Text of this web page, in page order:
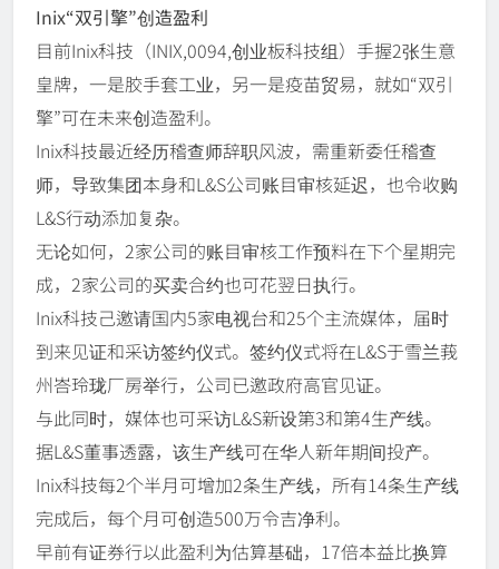
Inix“双引擎”创造盈利
目前Inix科技（INIX,0094,创业板科技组）手握2张生意
皇牌，一是胶手套工业，另一是疫苗贸易，就如“双引
擎”可在未来创造盈利。
Inix科技最近经历稽查师辞职风波，需重新委任稽查
师，导致集团本身和L&S公司账目审核延迟，也令收购
L&S行动添加复杂。
无论如何，2家公司的账目审核工作预料在下个星期完
成，2家公司的买卖合约也可花翌日执行。
Inix科技己邀请国内5家电视台和25个主流媒体，届时
到来见证和采访签约仪式。签约仪式将在L&S于雪兰莪
州峇玲珑厂房举行，公司已邀政府高官见证。
与此同时，媒体也可采访L&S新设第3和第4生产线。
据L&S董事透露，该生产线可在华人新年期间投产。
Inix科技每2个半月可增加2条生产线，所有14条生产线
完成后，每个月可创造500万令吉净利。
早前有证券行以此盈利为估算基础，17倍本益比换算